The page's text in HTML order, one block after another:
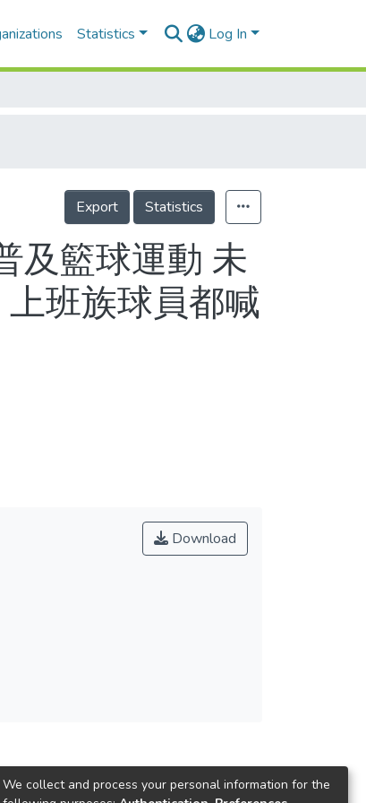
Statistics Log In
Export Statistics
及籃球運動 未
班族球員都喊
Download
We collect and process your personal information for the